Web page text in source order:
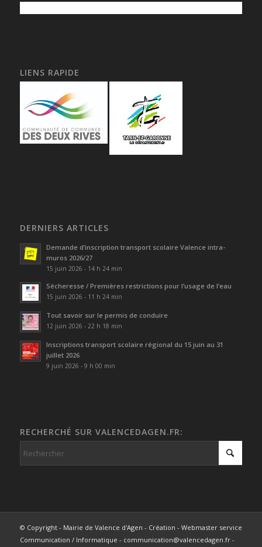
LIENS RAPIDE
DERNIERS ARTICLES
Demande d’inscription transport scolaire Valence intra-
muros 2026/27
15 juin 2026 - 14 h 24 min
Sécheresse / Premières restrictions pour l’usage de l’eau
15 juin 2026 - 11 h 24 min
Tout savoir sur le permis de conduire
12 juin 2026 - 22 h 18 min
Inscriptions transport scolaire régional du 15 juin au 31
juillet 2026
9 juin 2026 - 9 h 00 min
RECHERCHÉ SUR VALENCEDAGEN.FR:
© Copyright - Mairie de Valence d'Agen - Création - Webmaster service
Communication / Informatique - communication@valencedagen.fr -